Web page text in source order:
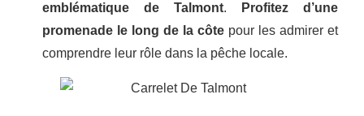
emblématique de Talmont.
Profitez d’une
promenade le long de la côtepour les admirer et
comprendre leur rôle dans la pêche locale.